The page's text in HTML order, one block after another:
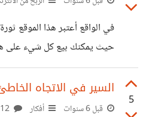
تجذب إليك المال.. الناس لا
بقدر ما تهتم بإشباع حاجاتها..
في الواقع أعتبر هذا الموقع
حيث يمكنك بيع كل شيء على
رقمية أم منتجات فيزيائية أم
موقع مجاني يمكنك فتح حساب
ويتكفل الموقع بأمور البيع
5
السير في الاتجاه
قبل 6 سنوات أفكار